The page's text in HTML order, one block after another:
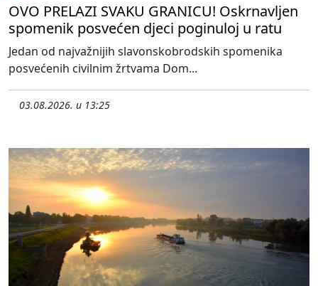
OVO PRELAZI SVAKU GRANICU! Oskrnavljen
spomenik posvećen djeci poginuloj u ratu
Jedan od najvažnijih slavonskobrodskih spomenika
posvećenih civilnim žrtvama Dom...
03.08.2026. u 13:25